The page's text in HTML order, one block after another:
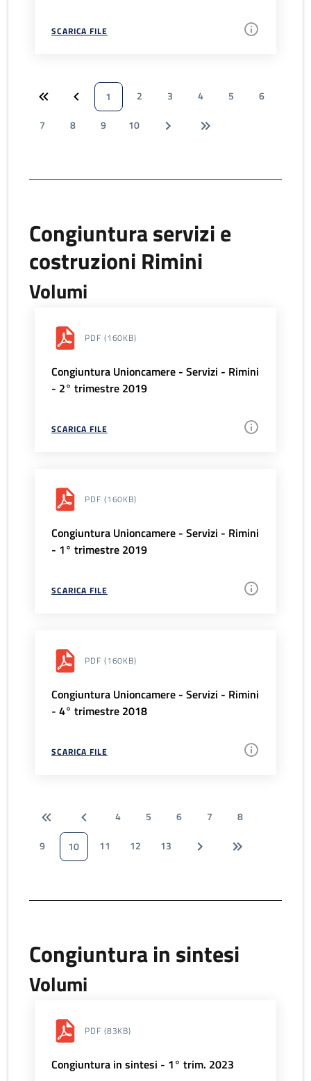
SCARICA FILE
1 2 3 4 5
6
7
8 9 10
Congiuntura servizi e
costruzioni Rimini
Volumi
PDF (160KB)
Congiuntura Unioncamere - Servizi - Rimini
- 2° trimestre 2019
SCARICA FILE
PDF (160KB)
Congiuntura Unioncamere - Servizi - Rimini
- 1° trimestre 2019
SCARICA FILE
PDF (160KB)
Congiuntura Unioncamere - Servizi - Rimini
- 4° trimestre 2018
SCARICA FILE
4 5 6 7
8
9
10 11 12 13
Congiuntura in sintesi
Volumi
PDF (83KB)
Congiuntura in sintesi - 1° trim. 2023